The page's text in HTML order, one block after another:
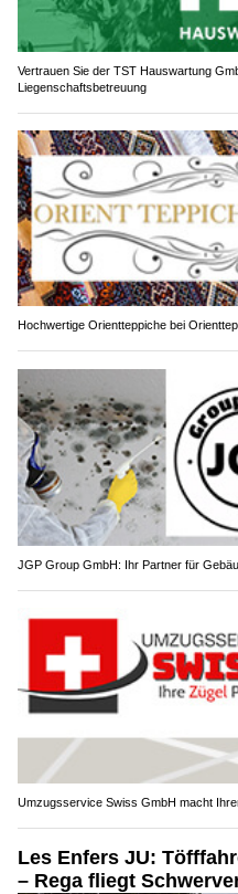
Vertrauen Sie der TST Hauswartung
Liegenschaftsbetreuung
Hochwertige Orientteppiche bei
JGP Group GmbH: Ihr Partner für
Umzugsservice Swiss GmbH macht
Les Enfers JU:
– Rega fliegt